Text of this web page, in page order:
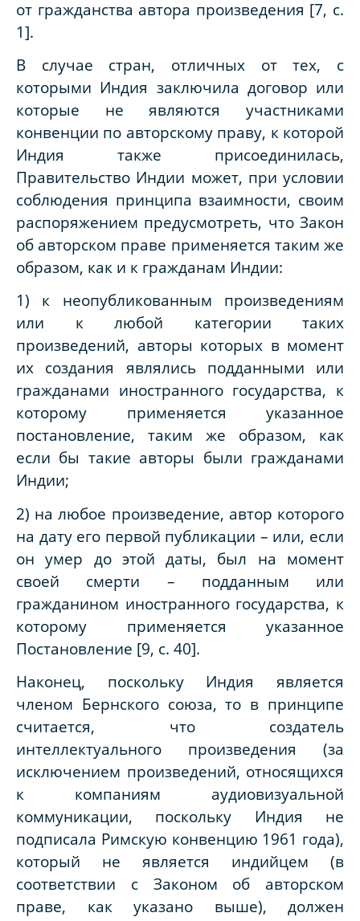
от гражданства автора произведения [7, с.
1].
В случае стран, отличных от тех, с
которыми Индия заключила договор или
которые не являются участниками
конвенции по авторскому праву, к которой
Индия также присоединилась,
Правительство Индии может, при условии
соблюдения принципа взаимности, своим
распоряжением предусмотреть, что Закон
об авторском праве применяется таким же
образом, как и к гражданам Индии:
1) к неопубликованным произведениям
или к любой категории таких
произведений, авторы которых в момент
их создания являлись подданными или
гражданами иностранного государства, к
которому применяется указанное
постановление, таким же образом, как
если бы такие авторы были гражданами
Индии;
2) на любое произведение, автор которого
на дату его первой публикации – или, если
он умер до этой даты, был на момент
своей смерти – подданным или
гражданином иностранного государства, к
которому применяется указанное
Постановление [9, с. 40].
Наконец, поскольку Индия является
членом Бернского союза, то в принципе
считается, что создатель
интеллектуального произведения (за
исключением произведений, относящихся
к компаниям аудиовизуальной
коммуникации, поскольку Индия не
подписала Римскую конвенцию 1961 года),
который не является индийцем (в
соответствии с Законом об авторском
праве, как указано выше), должен